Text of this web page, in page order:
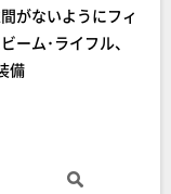
がないようにフィ
ーム･ライフル、
備